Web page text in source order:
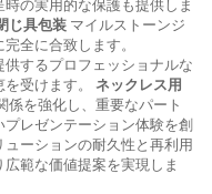
の実用的な保護も提供しま
じ具包装 マイルストーンジ
全に合致します。
するプロフェッショナルな
受けます。 ネックレス用
係を強化し、重要なパート
レゼンテーション体験を創
ーションの耐久性と再利用
範な価値提案を実現しま